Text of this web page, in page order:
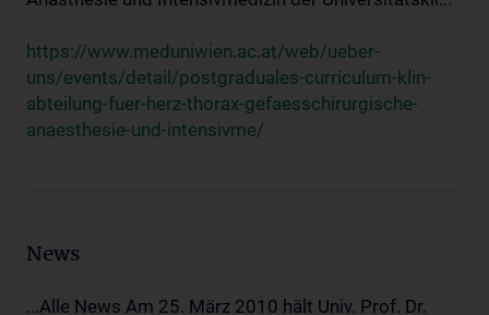
https://www.meduniwien.ac.at/web/ueber-
uns/events/detail/postgraduales-curriculum-klin-
abteilung-fuer-herz-thorax-gefaesschirurgische-
anaesthesie-und-intensivme/
News
...Alle News Am 25. März 2010 hält Univ. Prof. Dr.